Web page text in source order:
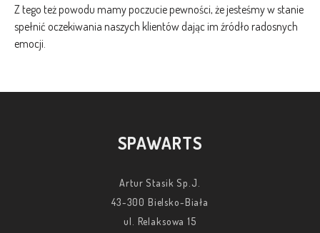
Z tego też powodu mamy poczucie pewności, że jesteśmy w stanie
spełnić oczekiwania naszych klientów dając im źródło radosnych
emocji.
SPAWARTS
Artur Stasik Sp.J.
43-300 Bielsko-Biała
ul. Relaksowa 15